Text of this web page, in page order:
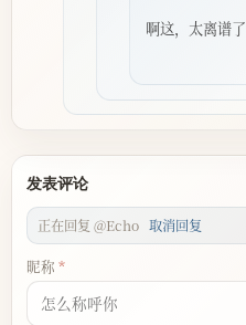
啊这，太离谱了
发表评论
正在回复 @Echo 取消回复
昵称